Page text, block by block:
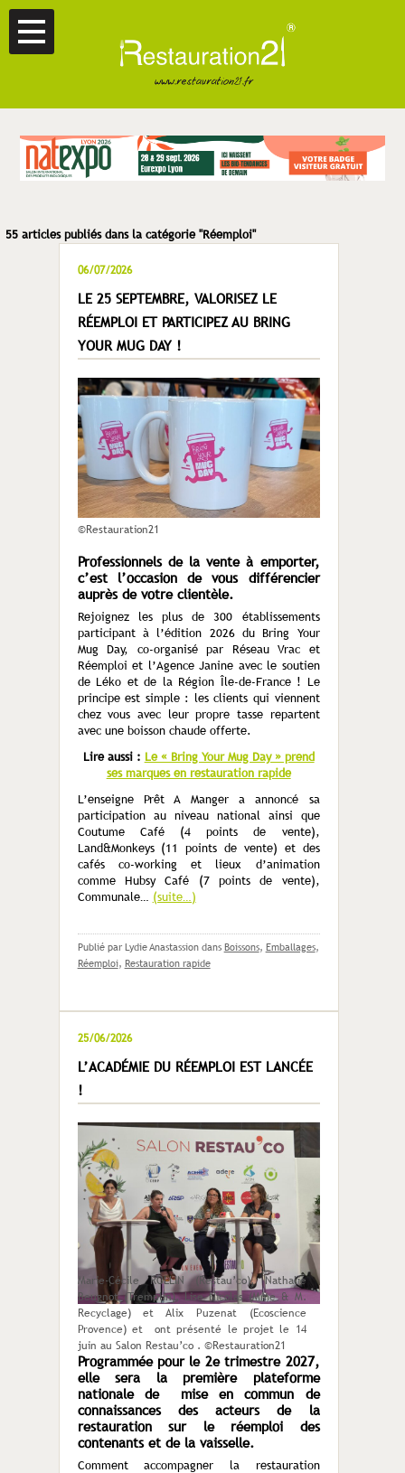
55 articles publiés dans la catégorie "Réemploi"
06/07/2026
LE 25 SEPTEMBRE, VALORISEZ LE
RÉEMPLOI ET PARTICIPEZ AU BRING
YOUR MUG DAY !
©Restauration21
Professionnels de la vente à emporter,
c’est l’occasion de vous différencier
auprès de votre clientèle.
Rejoignez les plus de 300 établissements
participant à l’édition 2026 du Bring Your
Mug Day, co-organisé par Réseau Vrac et
Réemploi et l’Agence Janine avec le soutien
de Léko et de la Région Île-de-France ! Le
principe est simple : les clients qui viennent
chez vous avec leur propre tasse repartent
avec une boisson chaude offerte.
Lire aussi : Le « Bring Your Mug Day » prend
ses marques en restauration rapide
L’enseigne Prêt A Manger a annoncé sa
participation au niveau national ainsi que
Coutume Café (4 points de vente),
Land&Monkeys (11 points de vente) et des
cafés co-working et lieux d’animation
comme Hubsy Café (7 points de vente),
Communale… (suite…)
Publié par Lydie Anastassion dans Boissons, Emballages,
Réemploi, Restauration rapide
25/06/2026
L’ACADÉMIE DU RÉEMPLOI EST LANCÉE
!
Marie-Cécile ROLLIN (Restau’co), Nathalie
Beugnot (Tremplin), Lise Nicolas (Mme & M.
Recyclage) et Alix Puzenat (Ecoscience
Provence) et ont présenté le projet le 14
juin au Salon Restau’co . ©Restauration21
Programmée pour le 2e trimestre 2027,
elle sera la première plateforme
nationale de mise en commun de
connaissances des acteurs de la
restauration sur le réemploi des
contenants et de la vaisselle.
Comment accompagner la restauration